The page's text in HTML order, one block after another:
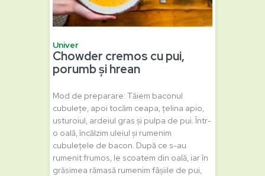
Univer
Chowder cremos cu pui,
porumb și hrean
Mod de preparare: Tăiem baconul
cubulețe, apoi tocăm ceapa, țelina apio,
usturoiul, ardeiul gras și pulpa de pui. Într-
o oală, încălzim uleiul și rumenim
cubulețele de bacon. După ce s-au
rumenit frumos, le scoatem din oală, iar în
grăsimea rămasă rumenim fâșiile de pui,